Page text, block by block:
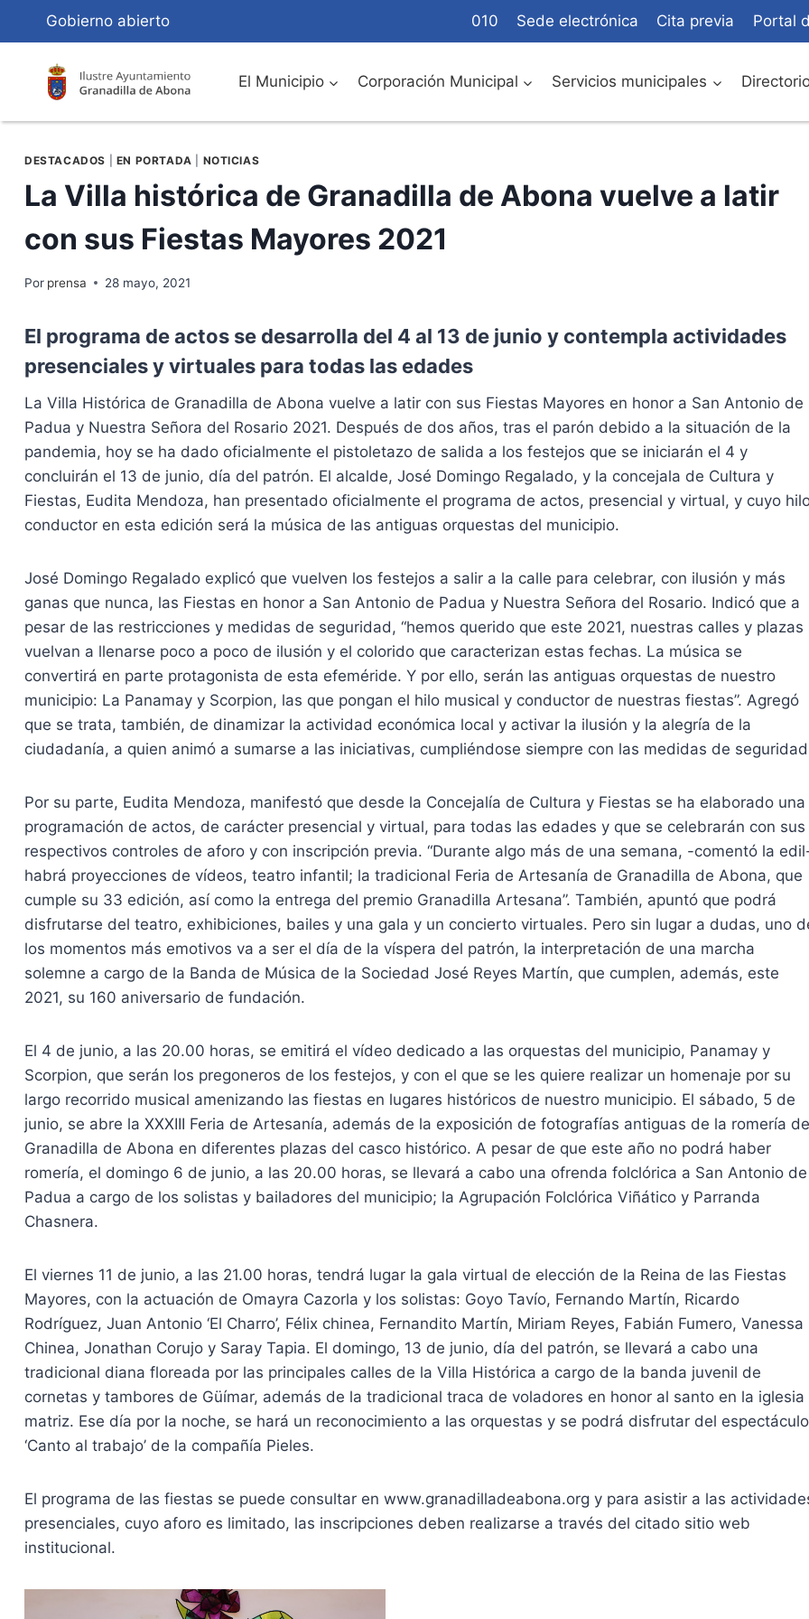
Contenido
Gobierno abierto 010 Sede electrónica Cita previa Portal
El Municipio Corporación Municipal Servicios municipales
DESTACADOS EN PORTADA NOTICIAS
La Villa histórica de Granadilla de Abona vuelve a latir
con sus Fiestas Mayores 2021
Por prensa 28 mayo, 2021
El programa de actos se desarrolla del 4 al 13 de junio y contempla actividades
presenciales y virtuales para todas las edades
La Villa Histórica de Granadilla de Abona vuelve a latir con sus Fiestas Mayores en honor a San Antonio de
Padua y Nuestra Señora del Rosario 2021. Después de dos años, tras el parón debido a la situación de la
pandemia, hoy se ha dado oficialmente el pistoletazo de salida a los festejos que se iniciarán el 4 y
concluirán el 13 de junio, día del patrón. El alcalde, José Domingo Regalado, y la concejala de Cultura y
Fiestas, Eudita Mendoza, han presentado oficialmente el programa de actos, presencial y virtual, y cuyo
conductor en esta edición será la música de las antiguas orquestas del municipio.
José Domingo Regalado explicó que vuelven los festejos a salir a la calle para celebrar, con ilusión y más
ganas que nunca, las Fiestas en honor a San Antonio de Padua y Nuestra Señora del Rosario. Indicó que a
pesar de las restricciones y medidas de seguridad, “hemos querido que este 2021, nuestras calles y plazas
vuelvan a llenarse poco a poco de ilusión y el colorido que caracterizan estas fechas. La música se
convertirá en parte protagonista de esta efeméride. Y por ello, serán las antiguas orquestas de nuestro
municipio: La Panamay y Scorpion, las que pongan el hilo musical y conductor de nuestras fiestas”. Agregó
que se trata, también, de dinamizar la actividad económica local y activar la ilusión y la alegría de la
ciudadanía, a quien animó a sumarse a las iniciativas, cumpliéndose siempre con las medidas de
Por su parte, Eudita Mendoza, manifestó que desde la Concejalía de Cultura y Fiestas se ha elaborado una
programación de actos, de carácter presencial y virtual, para todas las edades y que se celebrarán con sus
respectivos controles de aforo y con inscripción previa. “Durante algo más de una semana, -comentó la
habrá proyecciones de vídeos, teatro infantil; la tradicional Feria de Artesanía de Granadilla de Abona, que
cumple su 33 edición, así como la entrega del premio Granadilla Artesana”. También, apuntó que podrá
disfrutarse del teatro, exhibiciones, bailes y una gala y un concierto virtuales. Pero sin lugar a dudas, uno
los momentos más emotivos va a ser el día de la víspera del patrón, la interpretación de una marcha
solemne a cargo de la Banda de Música de la Sociedad José Reyes Martín, que cumplen, además, este
2021, su 160 aniversario de fundación.
El 4 de junio, a las 20.00 horas, se emitirá el vídeo dedicado a las orquestas del municipio, Panamay y
Scorpion, que serán los pregoneros de los festejos, y con el que se les quiere realizar un homenaje por su
largo recorrido musical amenizando las fiestas en lugares históricos de nuestro municipio. El sábado, 5 de
junio, se abre la XXXIII Feria de Artesanía, además de la exposición de fotografías antiguas de la romería de
Granadilla de Abona en diferentes plazas del casco histórico. A pesar de que este año no podrá haber
romería, el domingo 6 de junio, a las 20.00 horas, se llevará a cabo una ofrenda folclórica a San Antonio de
Padua a cargo de los solistas y bailadores del municipio; la Agrupación Folclórica Viñático y Parranda
Chasnera.
El viernes 11 de junio, a las 21.00 horas, tendrá lugar la gala virtual de elección de la Reina de las Fiestas
Mayores, con la actuación de Omayra Cazorla y los solistas: Goyo Tavío, Fernando Martín, Ricardo
Rodríguez, Juan Antonio ‘El Charro’, Félix chinea, Fernandito Martín, Miriam Reyes, Fabián Fumero, Vanessa
Chinea, Jonathan Corujo y Saray Tapia. El domingo, 13 de junio, día del patrón, se llevará a cabo una
tradicional diana floreada por las principales calles de la Villa Histórica a cargo de la banda juvenil de
cornetas y tambores de Güímar, además de la tradicional traca de voladores en honor al santo en la iglesia
matriz. Ese día por la noche, se hará un reconocimiento a las orquestas y se podrá disfrutar del espectáculo
‘Canto al trabajo’ de la compañía Pieles.
El programa de las fiestas se puede consultar en www.granadilladeabona.org y para asistir a las
presenciales, cuyo aforo es limitado, las inscripciones deben realizarse a través del citado sitio web
institucional.